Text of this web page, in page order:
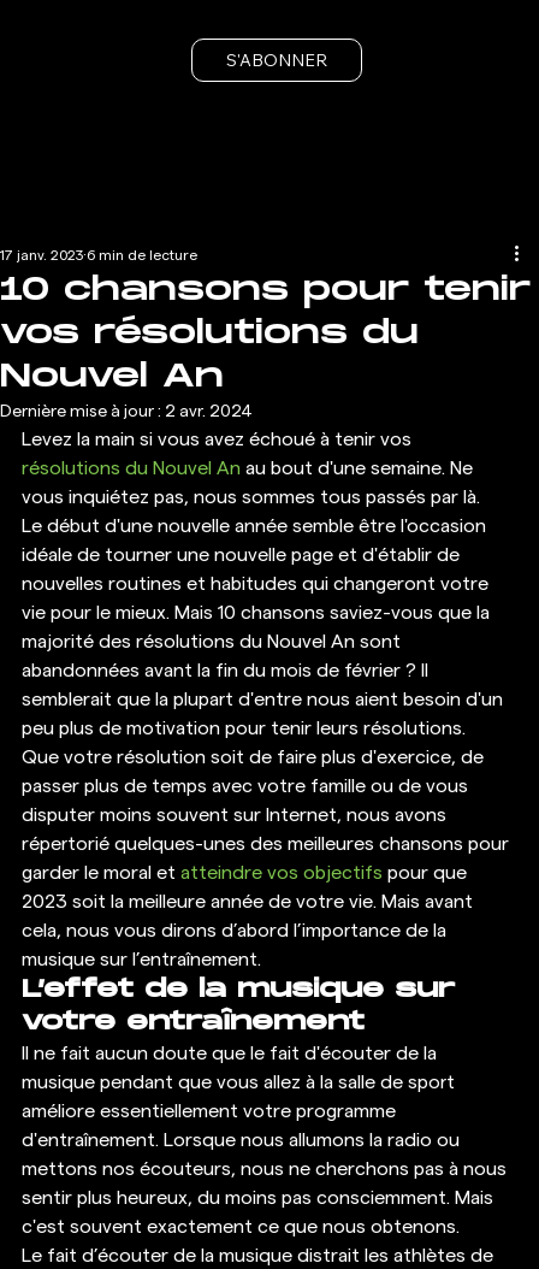
S'ABONNER
10 chansons pour tenir
vos résolutions du
Nouvel An
17 janv. 2023 6 min de lecture
Dernière mise à jour : 2 avr. 2024
Levez la main si vous avez échoué à tenir vos
résolutions du Nouvel An au bout d'une semaine. Ne
vous inquiétez pas, nous sommes tous passés par là.
Le début d'une nouvelle année semble être l'occasion
idéale de tourner une nouvelle page et d'établir de
nouvelles routines et habitudes qui changeront votre
vie pour le mieux. Mais 10 chansons saviez-vous que la
majorité des résolutions du Nouvel An sont
abandonnées avant la fin du mois de février ? Il
semblerait que la plupart d'entre nous aient besoin d'un
peu plus de motivation pour tenir leurs résolutions.
Que votre résolution soit de faire plus d'exercice, de
passer plus de temps avec votre famille ou de vous
disputer moins souvent sur Internet, nous avons
répertorié quelques-unes des meilleures chansons pour
garder le moral et atteindre vos objectifs pour que
2023 soit la meilleure année de votre vie. Mais avant
cela, nous vous dirons d’abord l’importance de la
musique sur l’entraînement.
L’effet de la musique sur
votre entraînement
Il ne fait aucun doute que le fait d'écouter de la
musique pendant que vous allez à la salle de sport
améliore essentiellement votre programme
d'entraînement. Lorsque nous allumons la radio ou
mettons nos écouteurs, nous ne cherchons pas à nous
sentir plus heureux, du moins pas consciemment. Mais
c'est souvent exactement ce que nous obtenons.
Le fait d’écouter de la musique distrait les athlètes de